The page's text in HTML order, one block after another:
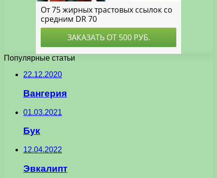
Популярные статьи
22.12.2020
Вангерия
01.03.2021
Бук
12.04.2022
Эвкалипт